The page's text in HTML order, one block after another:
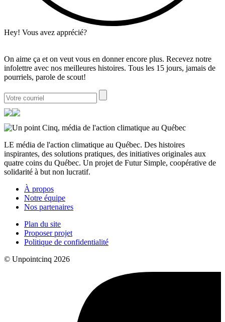
Hey! Vous avez apprécié?
On aime ça et on veut vous en donner encore plus. Recevez notre
infolettre avec nos meilleures histoires. Tous les 15 jours, jamais de
pourriels, parole de scout!
LE média de l'action climatique au Québec. Des histoires
inspirantes, des solutions pratiques, des initiatives originales aux
quatre coins du Québec. Un projet de Futur Simple, coopérative de
solidarité à but non lucratif.
À propos
Notre équipe
Nos partenaires
Plan du site
Proposer projet
Politique de confidentialité
© Unpointcinq 2026